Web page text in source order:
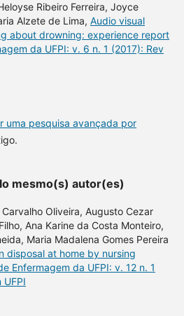
Ribeiro Ferreira, Joyce
Alzete de Lima, Audio visual
about drowning: experience report
da UFPI: v. 6 n. 1 (2017): Rev
uma pesquisa avançada por
mesmo(s) autor(es)
Oliveira, Augusto Cezar
Ana Karine da Costa Monteiro,
Maria Madalena Gomes Pereira
disposal at home by nursing
Enfermagem da UFPI: v. 12 n. 1
UFPI